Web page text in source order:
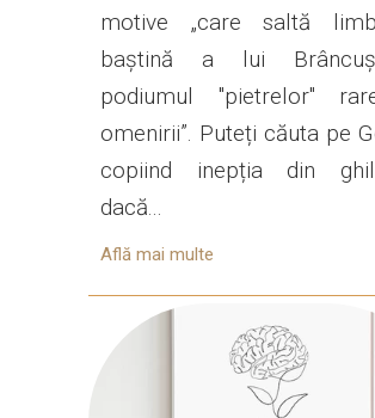
motive „care saltă
baștină a lui
podiumul "pietrelor"
omenirii”. Puteți căuta pe
copiind inepția din
dacă...
Află mai multe